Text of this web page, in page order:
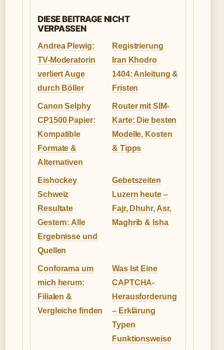
DIESE BEITRAGE NICHT
VERPASSEN
Andrea Plewig:
TV-Moderatorin
verliert Auge
durch Böller
Registrierung
Iran Khodro
1404: Anleitung &
Fristen
Canon Selphy
CP1500 Papier:
Kompatible
Formate &
Alternativen
Router mit SIM-
Karte: Die besten
Modelle, Kosten
& Tipps
Eishockey
Schweiz
Resultate
Gestern: Alle
Ergebnisse und
Quellen
Gebetszeiten
Luzern heute –
Fajr, Dhuhr, Asr,
Maghrib & Isha
Conforama um
mich herum:
Filialen &
Vergleiche finden
Was Ist Eine
CAPTCHA-
Herausforderung
– Erklärung
Typen
Funktionsweise